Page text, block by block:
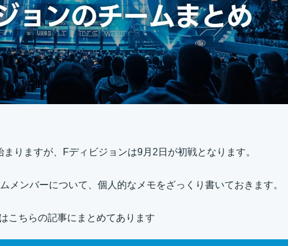
りますが、Fディビジョンは9月2日が初戦となります。
メンバーについて、個人的なメモをざっくり書いておきます。
こちらの記事にまとめてあります